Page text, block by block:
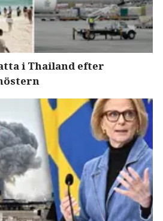
i Thailand efter